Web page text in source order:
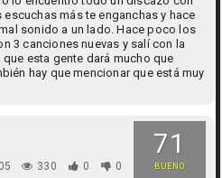
más te enganchas y hace
sonido a un lado. Hace poco los
3 canciones nuevas y salí con la
esta gente dará mucho que
hay que mencionar que está muy
71
BUENO
330 0 0